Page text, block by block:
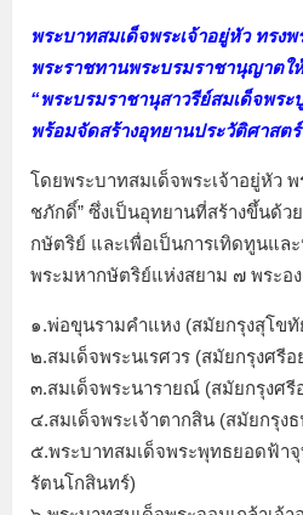
พระบาทสมเด็จพระเจ้าอยู่หัว ทรง
พระราชทานพระบรมราชานุญาตใ
“พระบรมราชานุสาวรีย์สมเด็จพร
พร้อมจัดสร้างอุทยานประวัติศาสตร์
โดยพระบาทสมเด็จพระเจ้าอยู่หัว
ชภักดิ์” ซึ่งเป็นอุทยานที่สร้างขึ้นด้ว
กษัตริย์ และเพื่อเป็นการเทิดทูนแล
พระมหากษัตริย์แห่งสยาม ๗ พระอ
๑.พ่อขุนรามคำแหง (สมัยกรุงสุโขทั
๒.สมเด็จพระนเรศวร (สมัยกรุงศรีอ
๓.สมเด็จพระนารายณ์ (สมัยกรุงศรี
๔.สมเด็จพระเจ้าตากสิน (สมัยกรุง
๕.พระบาทสมเด็จพระพุทธยอดฟ้า
รัตนโกสินทร์)